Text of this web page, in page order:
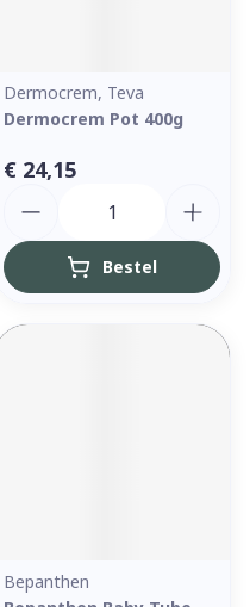
Dermocrem, Teva
Dermocrem Pot 400g
€ 24,15
Bestel
Bepanthen